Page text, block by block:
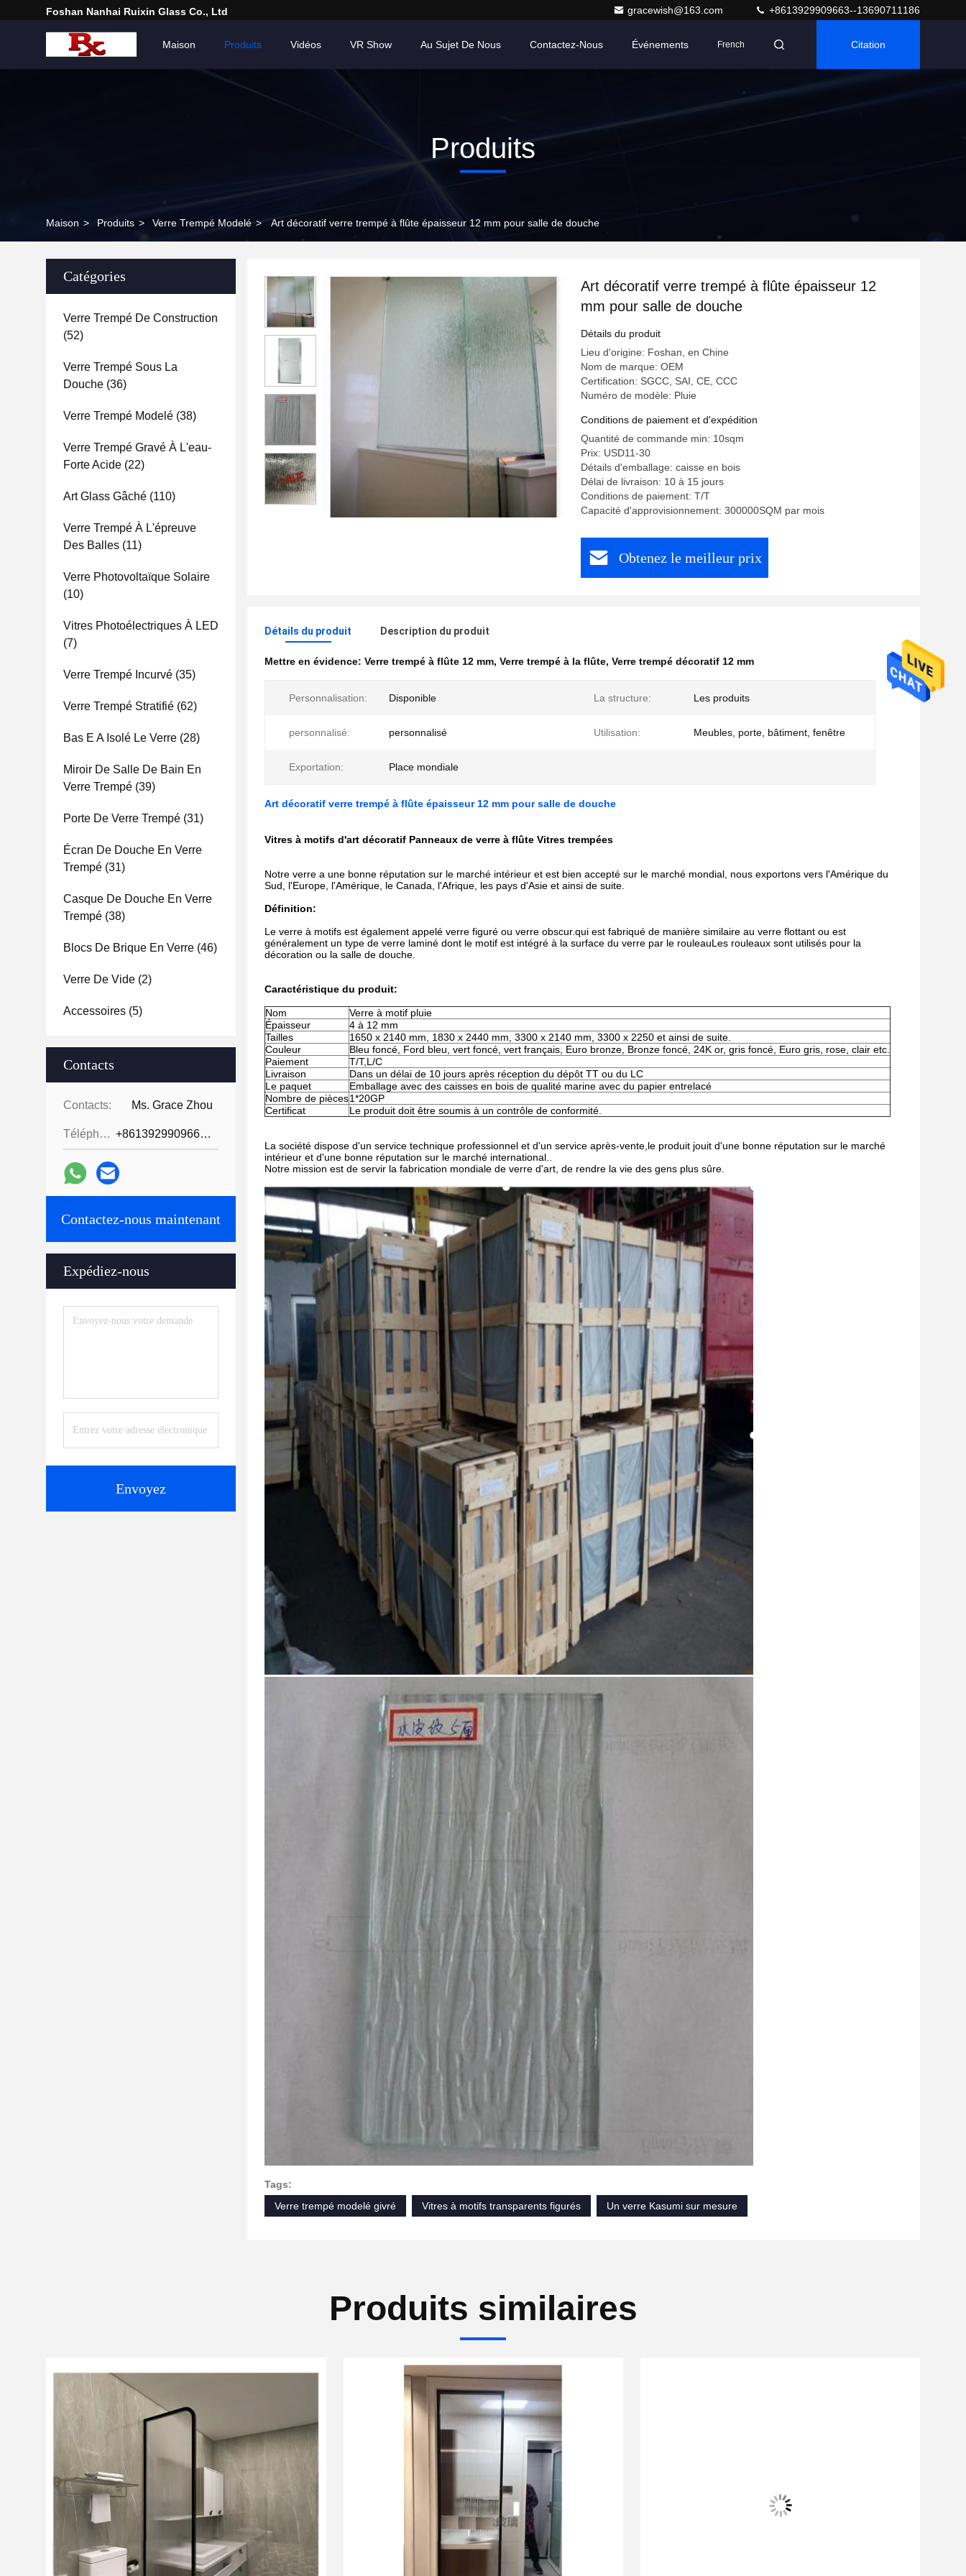
Foshan Nanhai Ruixin Glass Co., Ltd gracewish@163.com +8613929909663--13690711186
Maison Produits Vidéos VR Show Au Sujet De Nous Contactez-Nous Événements French Citation
Produits
Maison > Produits > Verre Trempé Modelé > Art décoratif verre trempé à flûte épaisseur 12 mm pour salle de douche
Catégories
Verre Trempé De Construction
(52)
Verre Trempé Sous La
Douche (36)
Verre Trempé Modelé (38)
Verre Trempé Gravé À L'eau-
Forte Acide (22)
Art Glass Gâché (110)
Verre Trempé À L'épreuve
Des Balles (11)
Verre Photovoltaïque Solaire
(10)
Vitres Photoélectriques À LED
(7)
Verre Trempé Incurvé (35)
Verre Trempé Stratifié (62)
Bas E A Isolé Le Verre (28)
Miroir De Salle De Bain En
Verre Trempé (39)
Porte De Verre Trempé (31)
Écran De Douche En Verre
Trempé (31)
Casque De Douche En Verre
Trempé (38)
Blocs De Brique En Verre (46)
Verre De Vide (2)
Accessoires (5)
Contacts
Contacts: Ms. Grace Zhou
Téléphone: +8613929909663--13690711186
Contactez-nous maintenant
Expédiez-nous
Envoyez
Art décoratif verre trempé à flûte épaisseur 12
mm pour salle de douche
Détails du produit
Lieu d'origine: Foshan, en Chine
Nom de marque: OEM
Certification: SGCC, SAI, CE, CCC
Numéro de modèle: Pluie
Conditions de paiement et d'expédition
Quantité de commande min: 10sqm
Prix: USD11-30
Détails d'emballage: caisse en bois
Délai de livraison: 10 à 15 jours
Conditions de paiement: T/T
Capacité d'approvisionnement: 300000SQM par mois
Obtenez le meilleur prix
Détails du produit Description du produit
Mettre en évidence: Verre trempé à flûte 12 mm, Verre trempé à la flûte, Verre trempé décoratif 12 mm
Personnalisation: Disponible La structure: Les produits
personnalisé: personnalisé Utilisation: Meubles, porte, bâtiment, fenêtre
Exportation: Place mondiale
Art décoratif verre trempé à flûte épaisseur 12 mm pour salle de douche
Vitres à motifs d'art décoratif Panneaux de verre à flûte Vitres trempées
Notre verre a une bonne réputation sur le marché intérieur et est bien accepté sur le marché mondial, nous exportons vers l'Amérique du
Sud, l'Europe, l'Amérique, le Canada, l'Afrique, les pays d'Asie et ainsi de suite.
Définition:
Le verre à motifs est également appelé verre figuré ou verre obscur.qui est fabriqué de manière similaire au verre flottant ou est
généralement un type de verre laminé dont le motif est intégré à la surface du verre par le rouleauLes rouleaux sont utilisés pour la
décoration ou la salle de douche.
Caractéristique du produit:
Nom
Verre à motif pluie
Épaisseur
4 à 12 mm
Tailles
1650 x 2140 mm, 1830 x 2440 mm, 3300 x 2140 mm, 3300 x 2250 et ainsi de suite.
Couleur
Bleu foncé, Ford bleu, vert foncé, vert français, Euro bronze, Bronze foncé, 24K or, gris foncé, Euro gris, rose, clair etc.
Paiement
T/T,L/C
Livraison
Dans un délai de 10 jours après réception du dépôt TT ou du LC
Le paquet
Emballage avec des caisses en bois de qualité marine avec du papier entrelacé
Nombre de pièces1*20GP
Certificat
Le produit doit être soumis à un contrôle de conformité.
La société dispose d'un service technique professionnel et d'un service après-vente,le produit jouit d'une bonne réputation sur le marché
intérieur et d'une bonne réputation sur le marché international..
Notre mission est de servir la fabrication mondiale de verre d'art, de rendre la vie des gens plus sûre.
Tags:
Verre trempé modelé givré
Vitres à motifs transparents figurés Un verre Kasumi sur mesure
Produits similaires